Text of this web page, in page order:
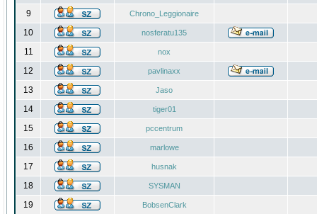
9 Chrono_Leggionaire
10 nosferatu135
11 nox
12 pavlinaxx
13 Jaso
14 tiger01
15 pccentrum
16 marlowe
17 husnak
18 SYSMAN
19 BobsenClark